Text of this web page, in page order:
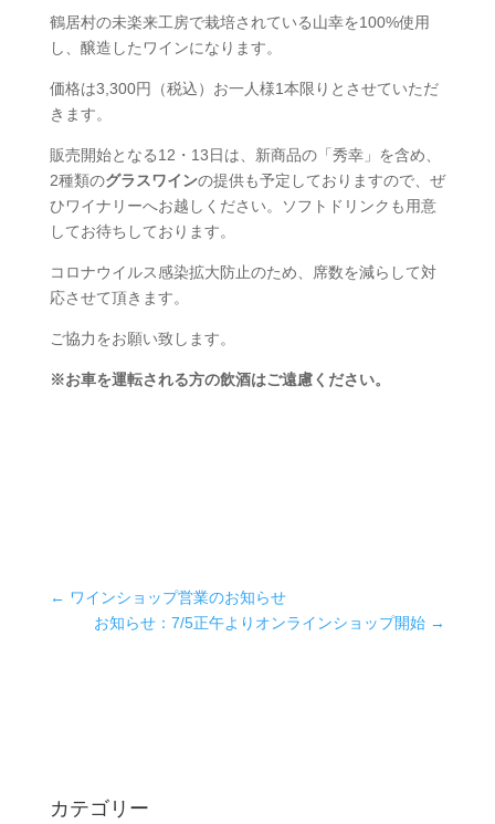
鶴居村の未楽来工房で栽培されている山幸を100%使用
し、醸造したワインになります。
価格は3,300円（税込）お一人様1本限りとさせていただ
きます。
販売開始となる12・13日は、新商品の「秀幸」を含め、
2種類のグラスワインの提供も予定しておりますので、ぜ
ひワイナリーへお越しください。ソフトドリンクも用意
してお待ちしております。
コロナウイルス感染拡大防止のため、席数を減らして対
応させて頂きます。
ご協力をお願い致します。
※お車を運転される方の飲酒はご遠慮ください。
← ワインショップ営業のお知らせ
お知らせ：7/5正午よりオンラインショップ開始 →
カテゴリー